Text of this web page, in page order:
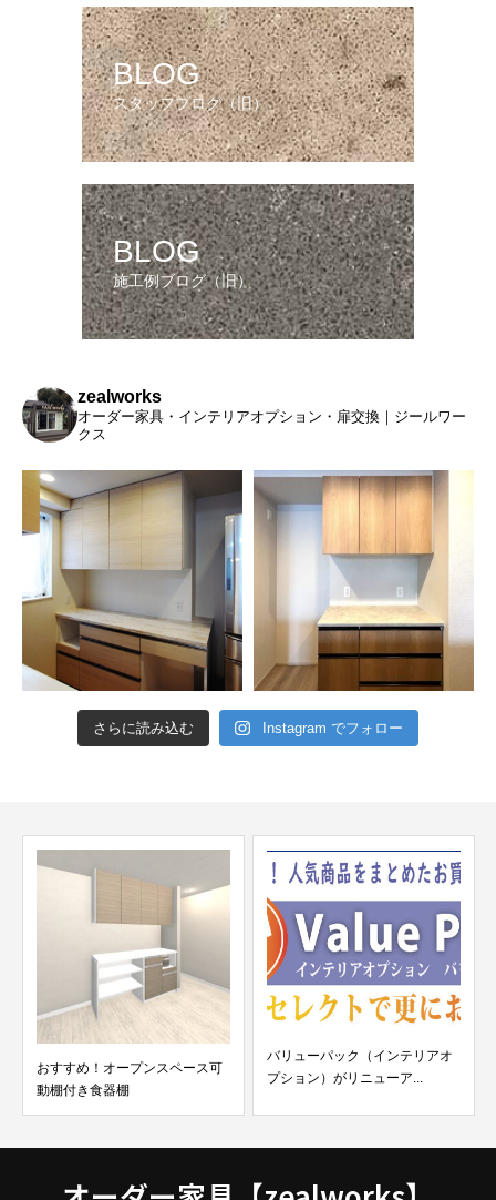
BLOG
スタッフブログ（旧）
BLOG
施工例ブログ（旧）
zealworks
オーダー家具・インテリアオプション・扉交換｜ジールワー
クス
さらに読み込む Instagram でフォロー
おすすめ！オープンスペース可
動棚付き食器棚
バリューパック（インテリアオ
プション）がリニューア...